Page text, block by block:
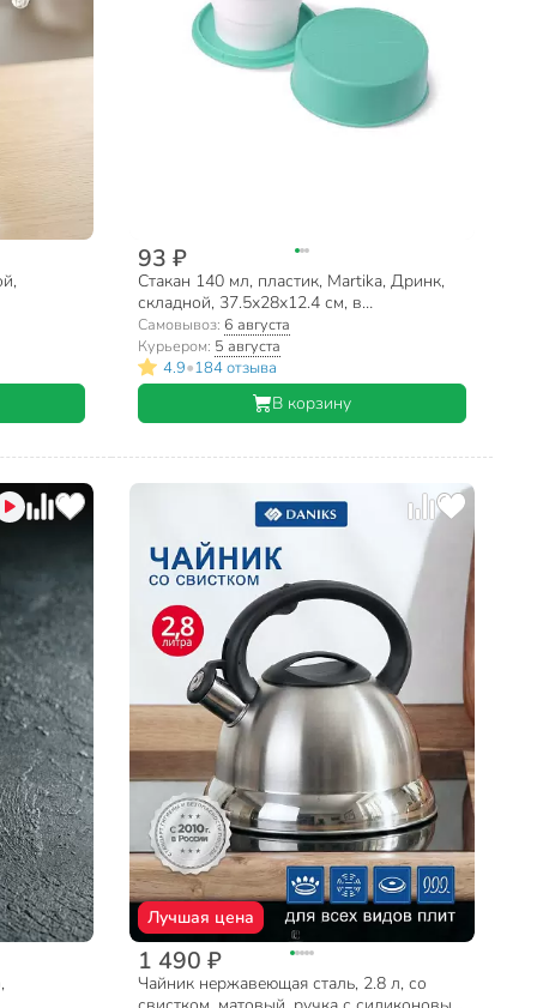
93 ₽
Стакан 140 мл, пластик, Martika, Дринк,
складной, 37.5х28х12.4 см, в
ассортименте, С64
Самовывоз: 6 августа
Курьером: 5 августа
4.9•184 отзыва
В корзину
Лучшая цена
1 490 ₽
Чайник нержавеющая сталь, 2.8 л, со